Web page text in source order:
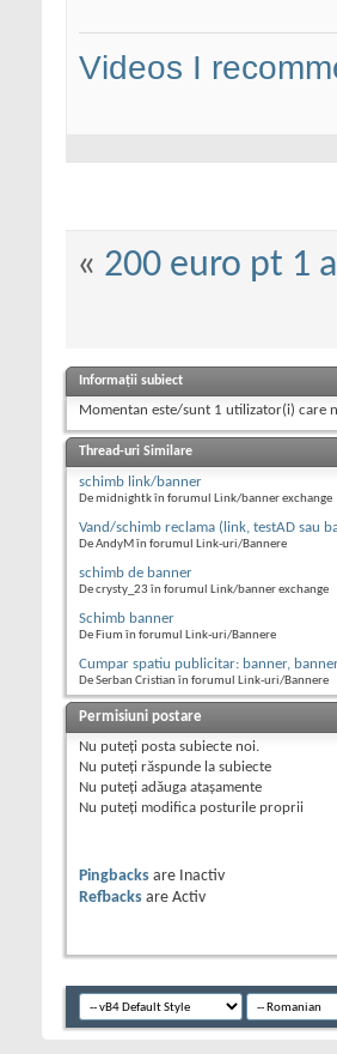
Videos I
« 200 euro pt 1
Informații subiect
Momentan este/sunt 1 utilizator(i) care
Thread-uri Similare
schimb link/banner
De midnightk în forumul Link/banner exchange
Vand/schimb reclama (link, testAD sau
De AndyM în forumul Link-uri/Bannere
schimb de banner
De crysty_23 în forumul Link/banner exchange
Schimb banner
De Fium în forumul Link-uri/Bannere
Cumpar spatiu publicitar: banner,
De Serban Cristian în forumul Link-uri/Bannere
Permisiuni postare
Nu puteţi posta subiecte noi.
Nu puteţi răspunde la subiecte
Nu puteţi adăuga ataşamente
Nu puteţi modifica posturile proprii
Pingbacks are
Inactiv
Refbacks are Activ